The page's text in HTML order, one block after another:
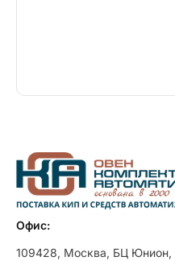
Офис:
109428, Москва, БЦ Юнион,